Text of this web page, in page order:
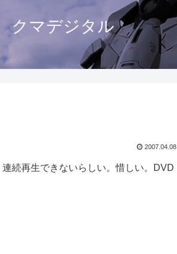
クマデジタル
2007.04.08
続再生できないらしい。惜しい。DVD